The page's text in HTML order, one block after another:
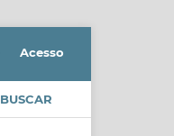
BUSCAR
Acesso